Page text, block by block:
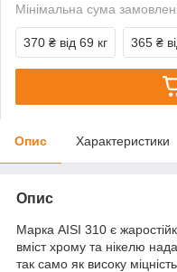
Мінімальна сума
370 ₴ від 69 кг 365 ₴
Опис Характеристики
Опис
Марка AISI 310 є
вміст хрому та нікелю
так само як високу